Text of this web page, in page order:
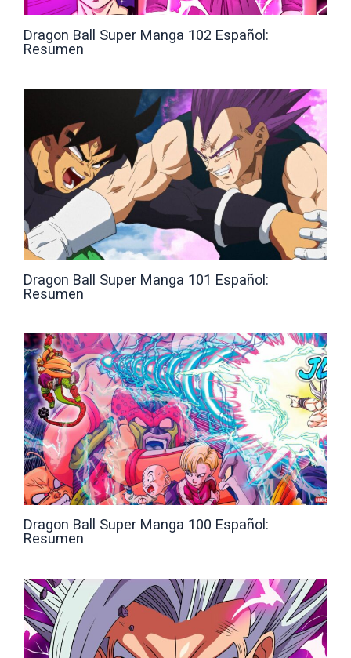
Dragon Ball Super Manga 102 Español:
Resumen
Dragon Ball Super Manga 101 Español:
Resumen
Dragon Ball Super Manga 100 Español:
Resumen